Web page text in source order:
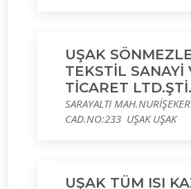
UŞAK
TEKSTİL SANAYİ
TİCARET LTD.ŞTİ.
SARAYALTI MAH.NURİŞEKER
CAD.NO:233 UŞAK UŞAK
UŞAK TÜM ISI